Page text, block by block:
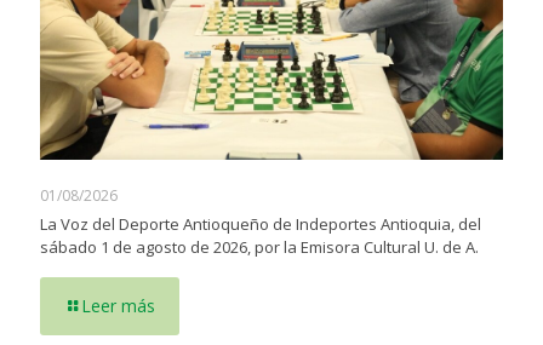
01/08/2026
La Voz del Deporte Antioqueño de Indeportes Antioquia, del
sábado 1 de agosto de 2026, por la Emisora Cultural U. de A.
Leer más